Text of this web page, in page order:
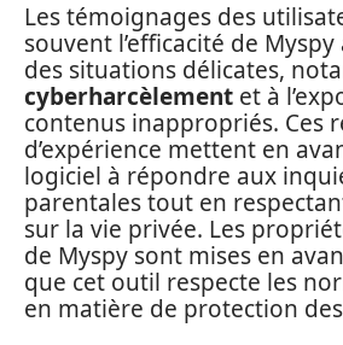
Les témoignages des
souvent l’efficacité de
des situations délicates,
cyberharcèlement et à
contenus inappropriés. Ces
d’expérience mettent en
logiciel à répondre aux
parentales tout en
sur la vie privée. Les
de Myspy sont mises en
que cet outil respecte les
en matière de protection